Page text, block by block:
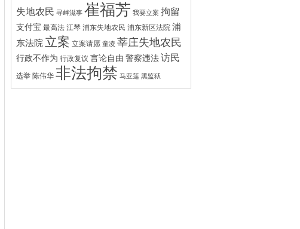
失地农民 寻衅滋事 崔福芳 我要立案 拘留
支付宝 最高法 江琴 浦东失地农民 浦东新区法院 浦
东法院 立案 立案请愿 童凌 莘庄失地农民
行政不作为 行政复议 言论自由 警察违法 访民
选举 陈伟华 非法拘禁 马亚莲 黑监狱